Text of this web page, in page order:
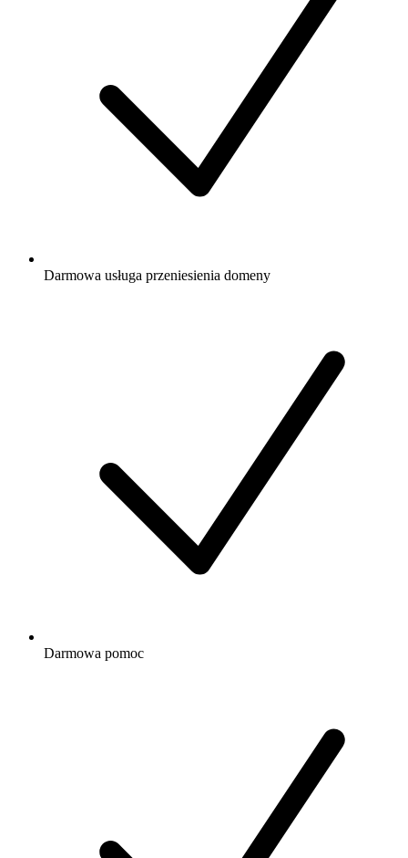
Darmowa usługa przeniesienia domeny
Darmowa pomoc